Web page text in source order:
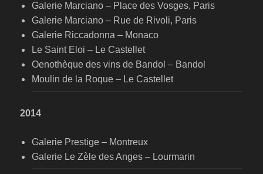
Galerie Marciano – Place des Vosges, Paris
Galerie Marciano – Rue de Rivoli, Paris
Galerie Riccadonna – Monaco
Le Saint Eloi – Le Castellet
Oenothèque des vins de Bandol – Bandol
Moulin de la Roque – Le Castellet
2014
Galerie Prestige – Montreux
Galerie Le Zèle des Anges – Lourmarin